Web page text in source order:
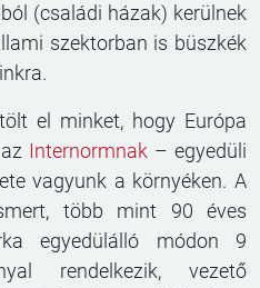
(családi házak) kerülnek
szektorban is büszkék
el minket, hogy Európa
Internormnak – egyedüli
vagyunk a környéken. A
több mint 90 éves
egyedülálló módon 9
rendelkezik, vezető